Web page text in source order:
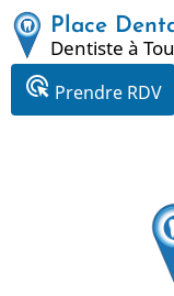
Aller
au
contenu
principal
Place
Dentiste à
ads_click Prendre RDV